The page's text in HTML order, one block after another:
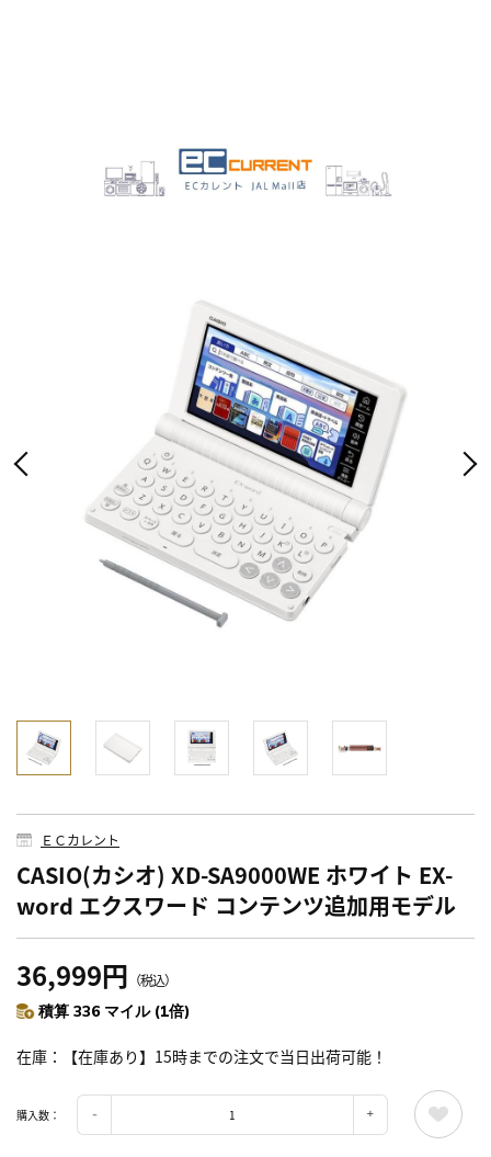
ＥＣカレント
CASIO(カシオ) XD-SA9000WE ホワイト EX-
word エクスワード コンテンツ追加用モデル
36,999円 （税込）
積算 336 マイル (1倍)
在庫 【在庫あり】15時までの注文で当日出荷可能！
購入数：